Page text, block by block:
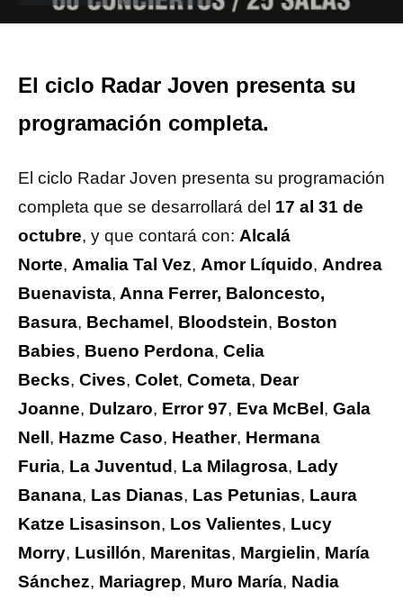
El ciclo Radar Joven presenta su
programación completa.
El ciclo Radar Joven presenta su programación
completa que se desarrollará del 17 al 31 de
octubre, y que contará con: Alcalá
Norte, Amalia Tal Vez, Amor Líquido, Andrea
Buenavista, Anna Ferrer, Baloncesto,
Basura, Bechamel , Bloodstein, Boston
Babies, Bueno Perdona, Celia
Becks, Cives, Colet, Cometa, Dear
Joanne, Dulzaro, Error 97, Eva McBel , Gala
Nell , Hazme Caso, Heather, Hermana
Furia, La Juventud , La Milagrosa, Lady
Banana, Las Dianas, Las Petunias, Laura
Katze Lisasinson, Los Valientes, Lucy
Morry, Lusillón, Marenitas, Margielin, María
Sánchez, Mariagrep, Muro María, Nadia